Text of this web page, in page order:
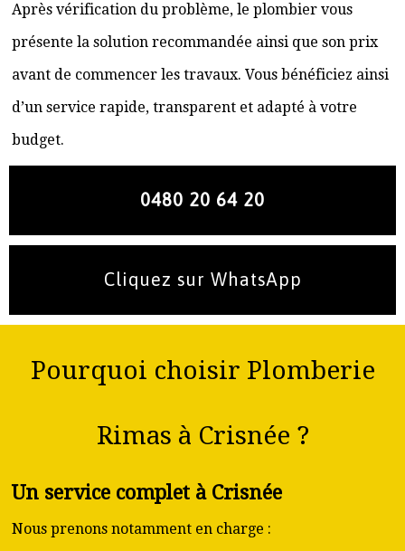
Après vérification du problème, le plombier vous
présente la solution recommandée ainsi que son prix
avant de commencer les travaux. Vous bénéficiez ainsi
d’un service rapide, transparent et adapté à votre
budget.
0480 20 64 20
Cliquez sur WhatsApp
Pourquoi choisir Plomberie
Rimas à Crisnée ?
Un service complet à Crisnée
Nous prenons notamment en charge :